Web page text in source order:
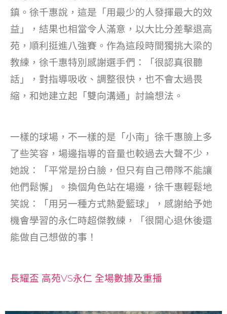
鎮。徐千惠說，這是「用最少的人發揮最大的效
益」，結果也相當令人滿意，以大比分差擊退高
苑，順利挺進八強賽。作為這段時間獨挑大梁的
教練，徐千惠特別感謝選手們：「很認真很聽
話」，對指導吸收、調整很快，也不會太過畏
縮，和她建立起「雙向溝通」討論想法。
一樣的球場，不一樣的是「小南」徐千惠臉上多
了些笑容，場邊指導的音量也較過去大聲不少，
她說：「平常是扮白臉，但只有自己帶隊不能讓
他們鬆懈」。換個角色站在場邊，徐千惠輕鬆地
笑說：「用另一種方式熱愛籃球」，感謝給予她
機會學習的永仁時超傑教練，「很開心退休後還
能做自己想做的事！
長耀盃 高苑VS永仁 全場數據及重播